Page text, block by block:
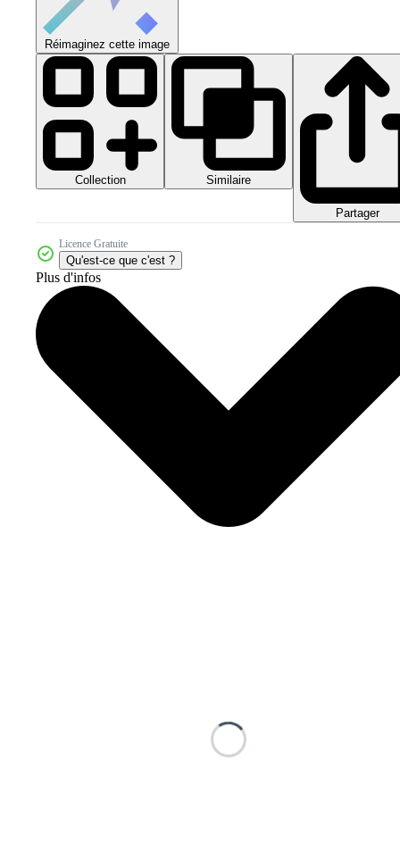
Réimaginez cette image
Collection Similaire
Partager
Licence Gratuite
Qu'est-ce que c'est ?
Plus d'infos